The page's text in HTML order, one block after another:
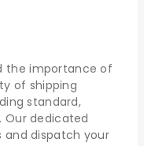
the importance of
of shipping
standard,
Our dedicated
and dispatch your